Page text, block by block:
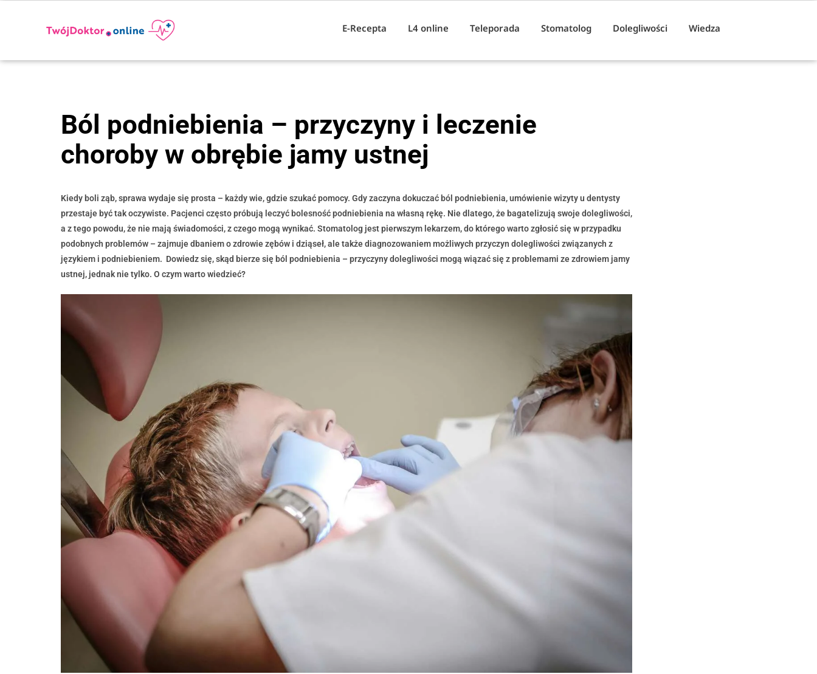
E-Recepta L4 online Teleporada Stomatolog Dolegliwości Wiedza
Ból podniebienia – przyczyny i leczenie
choroby w obrębie jamy ustnej
Kiedy boli ząb, sprawa wydaje się prosta – każdy wie, gdzie szukać pomocy. Gdy zaczyna dokuczać ból podniebienia, umówienie wizyty u dentysty
przestaje być tak oczywiste. Pacjenci często próbują leczyć bolesność podniebienia na własną rękę. Nie dlatego, że bagatelizują swoje dolegliwości,
a z tego powodu, że nie mają świadomości, z czego mogą wynikać. Stomatolog jest pierwszym lekarzem, do którego warto zgłosić się w przypadku
podobnych problemów – zajmuje dbaniem o zdrowie zębów i dziąseł, ale także diagnozowaniem możliwych przyczyn dolegliwości związanych z
językiem i podniebieniem. Dowiedz się, skąd bierze się ból podniebienia – przyczyny dolegliwości mogą wiązać się z problemami ze zdrowiem jamy
ustnej, jednak nie tylko. O czym warto wiedzieć?